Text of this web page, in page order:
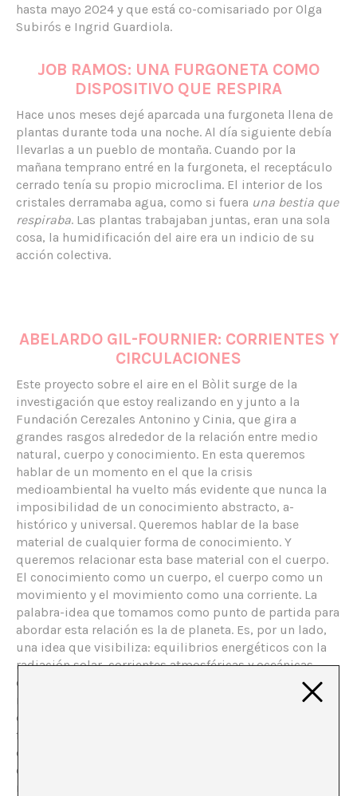
hasta mayo 2024 y que está co-comisariado por Olga
Subirós e Ingrid Guardiola.
JOB RAMOS: UNA FURGONETA COMO
DISPOSITIVO QUE RESPIRA
Hace unos meses dejé aparcada una furgoneta llena de
plantas durante toda una noche. Al día siguiente debía
llevarlas a un pueblo de montaña. Cuando por la
mañana temprano entré en la furgoneta, el receptáculo
cerrado tenía su propio microclima. El interior de los
cristales derramaba agua, como si fuera una bestia que
respiraba. Las plantas trabajaban juntas, eran una sola
cosa, la humidificación del aire era un indicio de su
acción colectiva.
ABELARDO GIL-FOURNIER: CORRIENTES Y
CIRCULACIONES
Este proyecto sobre el aire en el Bòlit surge de la
investigación que estoy realizando en y junto a la
Fundación Cerezales Antonino y Cinia, que gira a
grandes rasgos alrededor de la relación entre medio
natural, cuerpo y conocimiento. En esta queremos
hablar de un momento en el que la crisis
medioambiental ha vuelto más evidente que nunca la
imposibilidad de un conocimiento abstracto, a-
histórico y universal. Queremos hablar de la base
material de cualquier forma de conocimiento. Y
queremos relacionar esta base material con el cuerpo.
El conocimiento como un cuerpo, el cuerpo como un
movimiento y el movimiento como una corriente. La
palabra-idea que tomamos como punto de partida para
abordar esta relación es la de planeta. Es, por un lado,
una idea que visibiliza: equilibrios energéticos con la
radiación solar, corrientes atmosféricas y oceánicas,
cadenas tróficas, límites de recursos vitales y de
materias primas… Por otro lado, es también una idea
que enajena: está vinculada a un sujeto que se imagina
fuera del planeta, a una lógica y logísticas de
dominación de todo aquello que no es Hombre y a una
clausura de la imaginación donde lo posible queda
reducido a lo probable.